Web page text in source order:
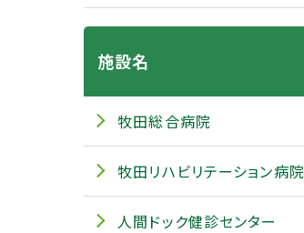
施設名
牧田総合病院
牧田リハビリテーション病院
人間ドック健診センター